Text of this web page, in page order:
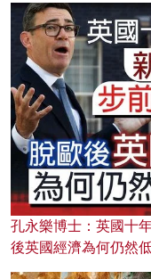
孔永樂博士：英國十
後英國經濟為何仍然